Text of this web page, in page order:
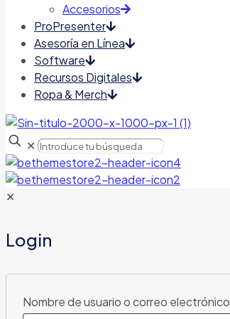
Accesorios
ProPresenter
Asesoría en Línea
Software
Recursos Digitales
Ropa & Merch
✕
✕
Login
Nombre de usuario o correo electrónico